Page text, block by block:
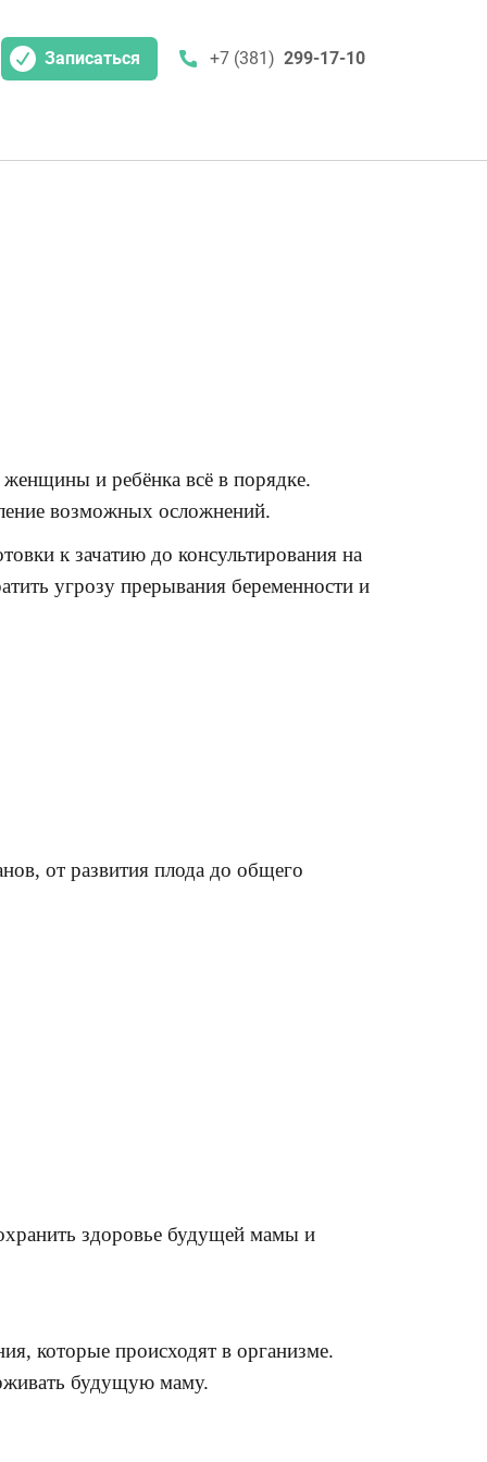
Записаться +7 (381) 299-17-10
и ребёнка всё в порядке.
возможных осложнений.
к зачатию до консультирования на
угрозу прерывания беременности и
от развития плода до общего
здоровье будущей мамы и
которые происходят в организме.
будущую маму.